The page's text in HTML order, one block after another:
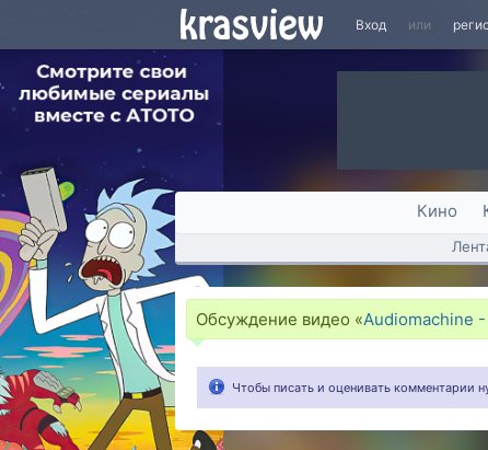
Вход или
Кино
Обсуждение видео «Audiomachine
Чтобы писать и оценивать комментарии